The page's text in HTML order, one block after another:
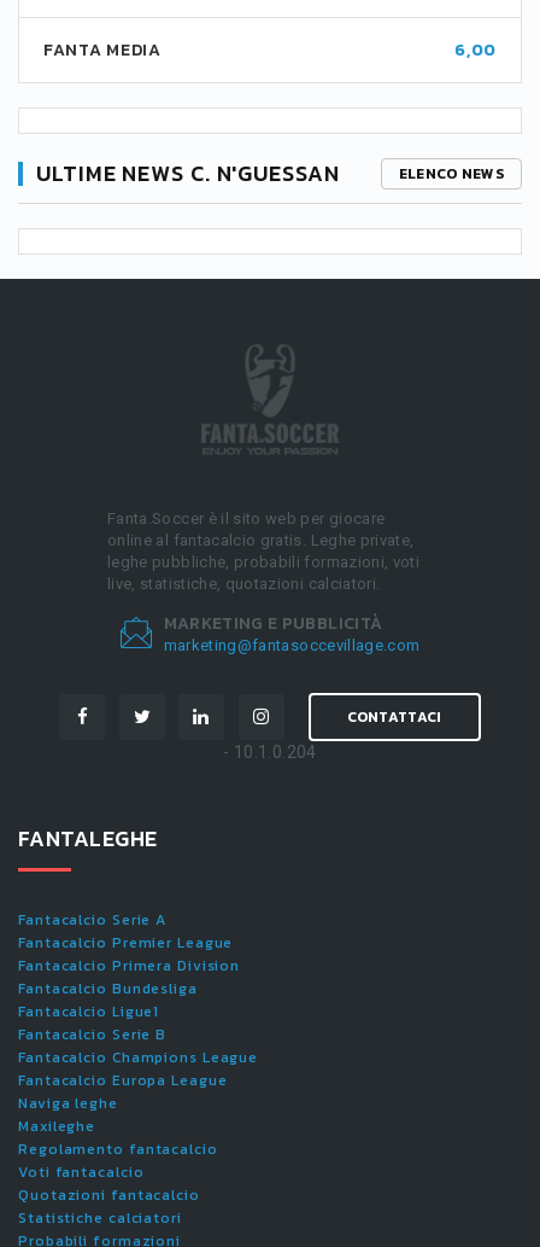
FANTA MEDIA 6,00
ULTIME NEWS C. N'GUESSAN ELENCO NEWS
Fanta.Soccer è il sito web per giocare
online al fantacalcio gratis. Leghe private,
leghe pubbliche, probabili formazioni, voti
live, statistiche, quotazioni calciatori.
MARKETING E PUBBLICITÀ
marketing@fantasoccevillage.com
CONTATTACI
- 10.1.0.204
FANTALEGHE
Fantacalcio Serie A
Fantacalcio Premier League
Fantacalcio Primera Division
Fantacalcio Bundesliga
Fantacalcio Ligue1
Fantacalcio Serie B
Fantacalcio Champions League
Fantacalcio Europa League
Naviga leghe
Maxileghe
Regolamento fantacalcio
Voti fantacalcio
Quotazioni fantacalcio
Statistiche calciatori
Probabili formazioni